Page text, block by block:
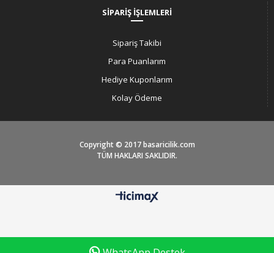
SİPARİŞ İŞLEMLERİ
Sipariş Takibi
Para Puanlarım
Hediye Kuponlarım
Kolay Ödeme
Copyright © 2017 basaricilik.com
TÜM HAKLARI SAKLIDIR.